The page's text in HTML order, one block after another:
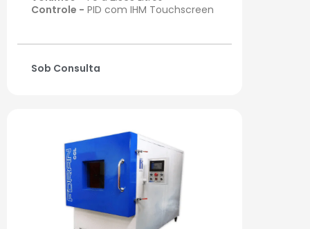
Controle - PID com IHM Touchscreen
Sob Consulta